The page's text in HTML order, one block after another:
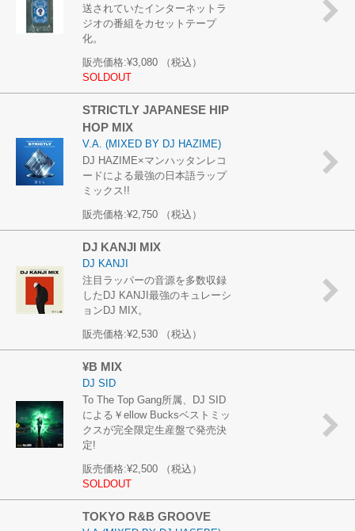
送されていたインターネットラ
ジオの番組をカセットテープ
化。
販売価格:¥3,080
（税込）
SOLDOUT
STRICTLY JAPANESE HIP
HOP MIX
V.A. (MIXED BY DJ HAZIME)
DJ HAZIME×マンハッタンレコ
ードによる最強の日本語ラップ
ミックス!!
販売価格:¥2,750 （税込）
DJ KANJI MIX
DJ KANJI
注目ラッパーの音源を多数収録
したDJ KANJI最強のキュレーシ
ョンDJ MIX。
販売価格:¥2,530 （税込）
¥B MIX
DJ SID
To The Top Gang所属、DJ SID
による￥ellow Bucksベストミッ
クスが完全限定生産盤で発売決
定!
販売価格:¥2,500
（税込）
SOLDOUT
TOKYO R&B GROOVE